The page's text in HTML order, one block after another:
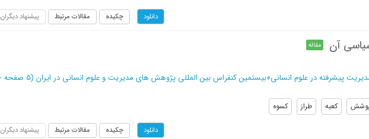
دانلود چکیده مقالات مرتبط پیشنهاد دیگران
آن مقاله
پیشرفته در علوم انسانی»بیستمین کنفراس بین المللی پژوهش های مدیریت و علوم انسانی در ایران (‎5 صفحه -
کعبه طراز کسوه
دانلود چکیده مقالات مرتبط پیشنهاد دیگران